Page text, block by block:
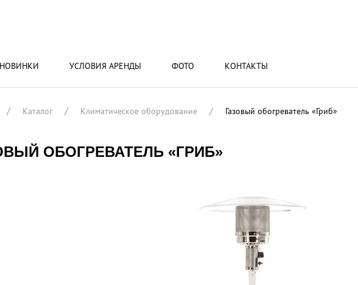
НОВИНКИ УСЛОВИЯ АРЕНДЫ ФОТО КОНТАКТЫ
Каталог Климатическое оборудование Газовый обогреватель «Гриб»
ОБОГРЕВАТЕЛЬ «ГРИБ»